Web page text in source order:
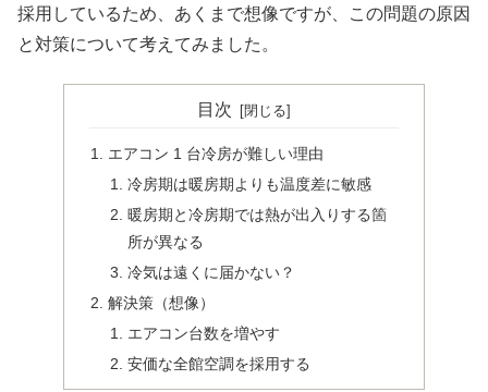
採用しているため、あくまで想像ですが、この問題の原因
と対策について考えてみました。
目次
エアコン 1 台冷房が難しい理由
冷房期は暖房期よりも温度差に敏感
暖房期と冷房期では熱が出入りする箇
所が異なる
冷気は遠くに届かない？
解決策（想像）
エアコン台数を増やす
安価な全館空調を採用する